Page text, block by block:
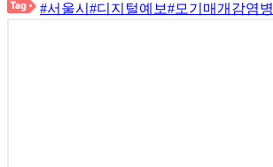
#서울시 #디지털예보#모기매개감염병